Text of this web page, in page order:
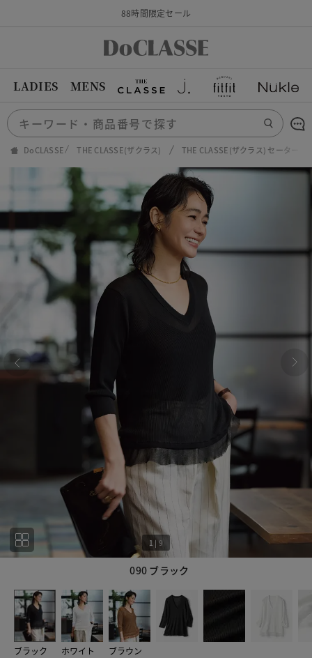
88時間限定セール
LADIES MENS
DoCLASSE THE CLASSE(ザクラス) THE CLASSE(ザクラス) セーター・
090 ブラック
1 | 9
ブラック ホワイト ブラウン
9